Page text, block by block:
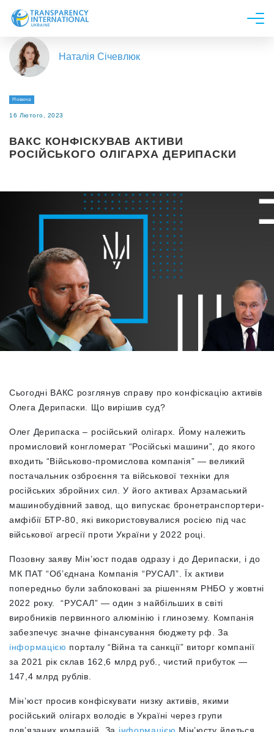
Про нас
Новини
Напрями роботи
Долучитися
Наталія Січевлюк
Новина
16 Лютого, 2023
ВАКС КОНФІСКУВАВ АКТИВИ
РОСІЙСЬКОГО ОЛІГАРХА ДЕРИПАСКИ
Сьогодні ВАКС розглянув справу про конфіскацію активів
Олега Дерипаски. Що вирішив суд?
Олег Дерипаска – російський олігарх. Йому належить
промисловий конгломерат “Російські машини”, до якого
входить “Військово-промислова компанія” — великий
постачальник озброєння та військової техніки для
російських збройних сил. У його активах Арзамаський
машинобудівний завод, що випускає бронетранспортери-
амфібії БТР-80, які використовувалися росією під час
військової агресії проти України у 2022 році.
Позовну заяву Мін’юст подав одразу і до Дерипаски, і до
МК ПАТ “Об’єднана Компанія “РУСАЛ”. Їх активи
попередньо були заблоковані за рішенням РНБО у жовтні
2022 року. “РУСАЛ” — один з найбільших в світі
виробників первинного алюмінію і глинозему.
Компанія
забезпечує значне фінансування бюджету рф. За
інформацією порталу “Війна та санкції” виторг компанії
за 2021 рік склав 162,6 млрд руб., чистий прибуток —
147,4 млрд рублів.
Мін’юст просив конфіскувати низку активів, якими
російський олігарх володіє в Україні через групи